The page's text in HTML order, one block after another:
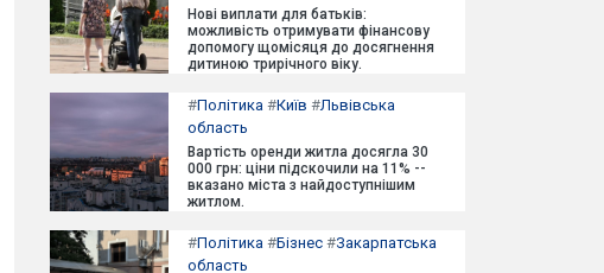
Нові виплати для батьків:
можливість отримувати фінансову
допомогу щомісяця до досягнення
дитиною трирічного віку.
#Політика #Київ #Львівська
область
Вартість оренди житла досягла 30
000 грн: ціни підскочили на 11% --
вказано міста з найдоступнішим
житлом.
#Політика #Бізнес #Закарпатська
область